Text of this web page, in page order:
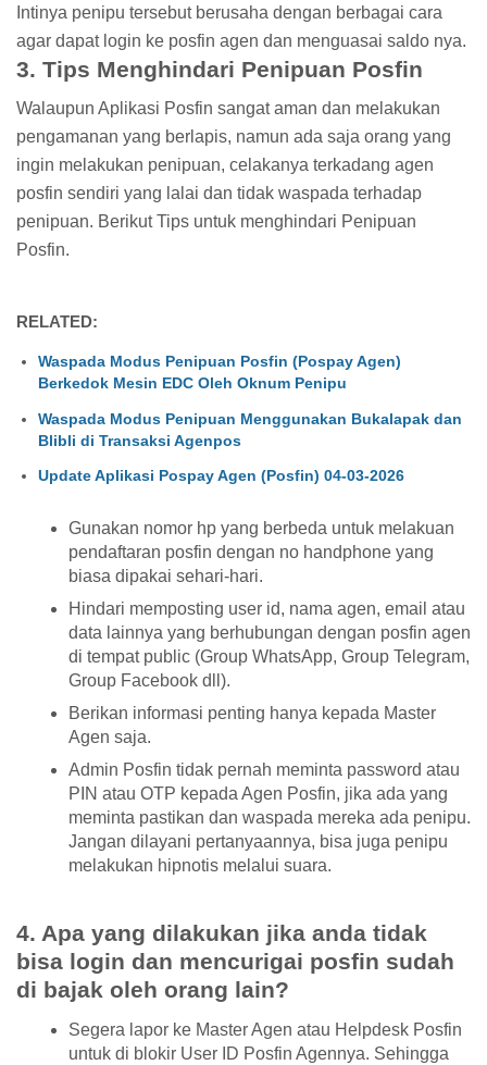
Intinya penipu tersebut berusaha dengan berbagai cara
agar dapat login ke posfin agen dan menguasai saldo nya.
3. Tips Menghindari Penipuan Posfin
Walaupun Aplikasi Posfin sangat aman dan melakukan
pengamanan yang berlapis, namun ada saja orang yang
ingin melakukan penipuan, celakanya terkadang agen
posfin sendiri yang lalai dan tidak waspada terhadap
penipuan. Berikut Tips untuk menghindari Penipuan
Posfin.
RELATED:
Waspada Modus Penipuan Posfin (Pospay Agen)
Berkedok Mesin EDC Oleh Oknum Penipu
Waspada Modus Penipuan Menggunakan Bukalapak dan
Blibli di Transaksi Agenpos
Update Aplikasi Pospay Agen (Posfin) 04-03-2026
Gunakan nomor hp yang berbeda untuk melakuan
pendaftaran posfin dengan no handphone yang
biasa dipakai sehari-hari.
Hindari memposting user id, nama agen, email atau
data lainnya yang berhubungan dengan posfin agen
di tempat public (Group WhatsApp, Group Telegram,
Group Facebook dll).
Berikan informasi penting hanya kepada Master
Agen saja.
Admin Posfin tidak pernah meminta password atau
PIN atau OTP kepada Agen Posfin, jika ada yang
meminta pastikan dan waspada mereka ada penipu.
Jangan dilayani pertanyaannya, bisa juga penipu
melakukan hipnotis melalui suara.
4. Apa yang dilakukan jika anda tidak
bisa login dan mencurigai posfin sudah
di bajak oleh orang lain?
Segera lapor ke Master Agen atau Helpdesk Posfin
untuk di blokir User ID Posfin Agennya. Sehingga